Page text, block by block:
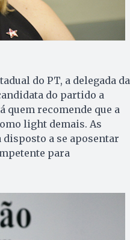
do PT, a delegada da
do partido a
quem recomende que a
light demais. As
disposto a se aposentar
para